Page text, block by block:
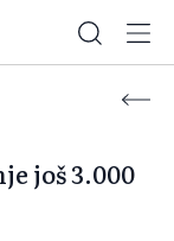
još 3.000